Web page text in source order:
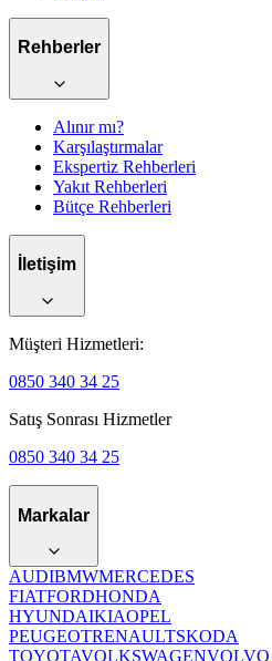
Rehberler
Alınır mı?
Karşılaştırmalar
Ekspertiz Rehberleri
Yakıt Rehberleri
Bütçe Rehberleri
İletişim
Müşteri Hizmetleri:
0850 340 34 25
Satış Sonrası Hizmetler
0850 340 34 25
Markalar
AUDIBMWMERCEDES
FIATFORDHONDA
HYUNDAIKIAOPEL
PEUGEOTRENAULTSKODA
TOYOTAVOLKSWAGENVOLVO